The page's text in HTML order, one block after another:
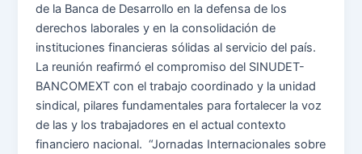
de la Banca de Desarrollo en la defensa de los
derechos laborales y en la consolidación de
instituciones financieras sólidas al servicio del país.
La reunión reafirmó el compromiso del SINUDET-
BANCOMEXT con el trabajo coordinado y la unidad
sindical, pilares fundamentales para fortalecer la voz
de las y los trabajadores en el actual contexto
financiero nacional. “Jornadas Internacionales sobre